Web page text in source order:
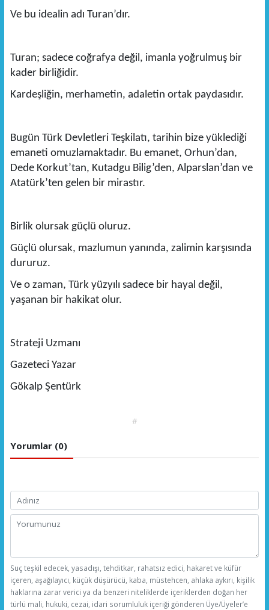
Ve bu idealin adı Turan’dır.
Turan; sadece coğrafya değil, imanla yoğrulmuş bir
kader birliğidir.
Kardeşliğin, merhametin, adaletin ortak paydasıdır.
Bugün Türk Devletleri Teşkilatı, tarihin bize yüklediği
emaneti omuzlamaktadır. Bu emanet, Orhun’dan,
Dede Korkut’tan, Kutadgu Bilig’den, Alparslan’dan ve
Atatürk’ten gelen bir mirastır.
Birlik olursak güçlü oluruz.
Güçlü olursak, mazlumun yanında, zalimin karşısında
dururuz.
Ve o zaman, Türk yüzyılı sadece bir hayal değil,
yaşanan bir hakikat olur.
Strateji Uzmanı
Gazeteci Yazar
Gökalp Şentürk
#
Yorumlar (0)
Suç teşkil edecek, yasadışı, tehditkar, rahatsız edici, hakaret ve küfür
içeren, aşağılayıcı, küçük düşürücü, kaba, müstehcen, ahlaka aykırı, kişilik
haklarına zarar verici ya da benzeri niteliklerde içeriklerden doğan her
türlü mali, hukuki, cezai, idari sorumluluk içeriği gönderen Üye/Üyeler’e